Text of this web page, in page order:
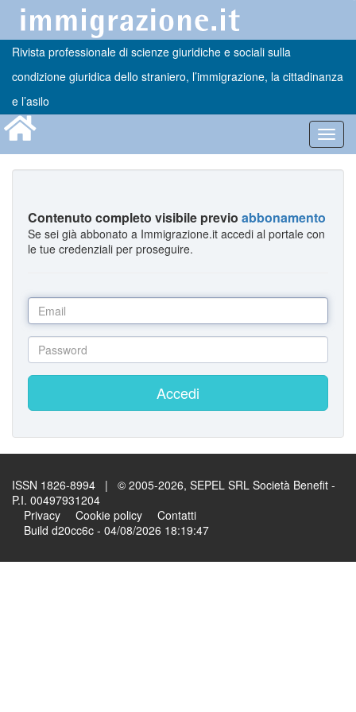
Rivista professionale di scienze giuridiche e sociali sulla
condizione giuridica dello straniero, l’immigrazione, la cittadinanza
e l’asilo
Contenuto completo visibile previo abbonamento
Se sei già abbonato a Immigrazione.it accedi al portale con
le tue credenziali per proseguire.
Accedi
ISSN 1826-8994 | © 2005-2026, SEPEL SRL Società Benefit -
P.I. 00497931204
Privacy
Cookie policy
Contatti
Build d20cc6c - 04/08/2026 18:19:47